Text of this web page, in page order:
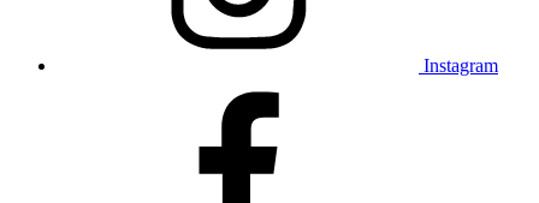
Instagram